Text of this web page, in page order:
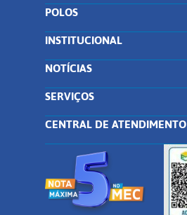
POLOS
INSTITUCIONAL
NOTÍCIAS
SERVIÇOS
CENTRAL DE ATENDIMENTO